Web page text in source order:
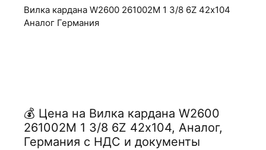
Вилка кардана W2600 261002М 1 3/8 6Z 42х104
Аналог Германия
💰 Цена на Вилка кардана W2600
261002М 1 3/8 6Z 42х104, Аналог,
Германия с НДС и документы